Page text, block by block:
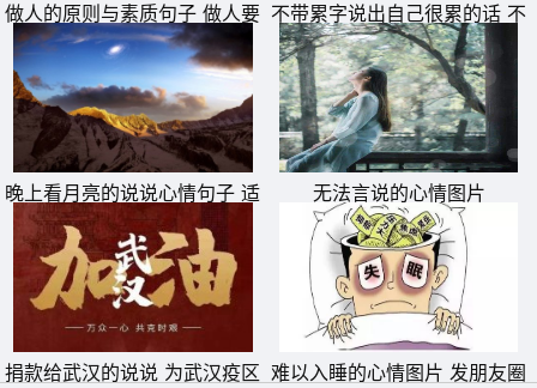
11、其实我们的爱是一种甜蜜的负担，而我只是你幸福的
伤。
12、从现在起，我将不再期待，只珍惜我所拥有的。
13、时光，老了容颜，瘦了思念，葬了爱情。
14、从前有一个人他不爱我，后来他死了。
15、你不必压抑，我的笑她无法代替。
做人的原则与素质句子 做人要
有底线的说说
不带累字说出自己很累的话 不
带累字表达自己累的句子
晚上看月亮的说说心情句子 适
合拍月亮照片发朋友圈的文案
无法言说的心情图片
捐款给武汉的说说 为武汉疫区 难以入睡的心情图片 发朋友圈